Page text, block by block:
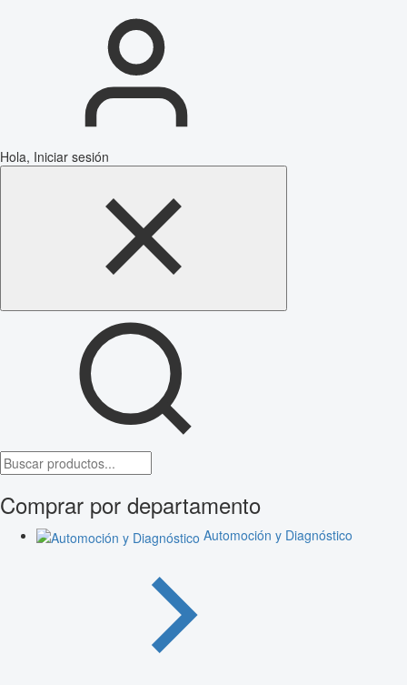
Hola, Iniciar sesión
Comprar por departamento
Automoción y Diagnóstico